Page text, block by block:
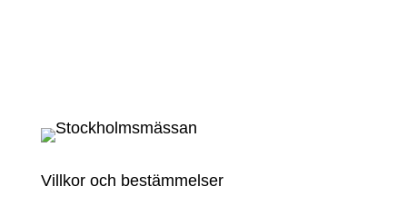
Villkor och bestämmelser